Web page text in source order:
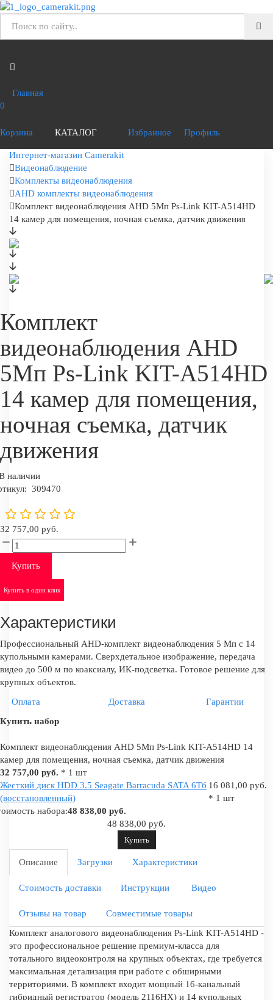
Главная
0
Корзина КАТАЛОГ Избранное Профиль
Интернет-магазин Camerakit
Видеонаблюдение
Комплекты видеонаблюдения
AHD комплекты видеонаблюдения
Комплект видеонаблюдения AHD 5Мп Ps-Link KIT-A514HD
14 камер для помещения, ночная съемка, датчик движения
Комплект
видеонаблюдения AHD
5Мп Ps-Link KIT-A514HD
14 камер для помещения,
ночная съемка, датчик
движения
наличии
309470
32 757,00 руб.
Купить
Купить в один клик
Характеристики
Профессиональный AHD-комплект видеонаблюдения 5 Мп с 14
купольными камерами. Сверхдетальное изображение, передача
видео до 500 м по коаксиалу, ИК-подсветка. Готовое решение для
крупных объектов.
Оплата
Доставка
Гарантии
Купить набор
Комплект видеонаблюдения AHD 5Мп Ps-Link KIT-A514HD 14
камер для помещения, ночная съемка, датчик движения
32 757,00 руб. * 1 шт
Жесткий диск HDD 3.5 Seagate Barracuda SATA 6Tб
(восстановленный)
16 081,00 руб.
* 1 шт
набора:48 838,00 руб.
48 838,00 руб.
Купить
Описание Загрузки Характеристики
Стоимость доставки Инструкции Видео
Отзывы на товар
Совместимые товары
Комплект аналогового видеонаблюдения Ps-Link KIT-A514HD -
это профессиональное решение премиум-класса для
тотального видеоконтроля на крупных объектах, где требуется
максимальная детализация при работе с обширными
территориями. В комплект входит мощный 16-канальный
гибридный регистратор (модель 2116HX) и 14 купольных